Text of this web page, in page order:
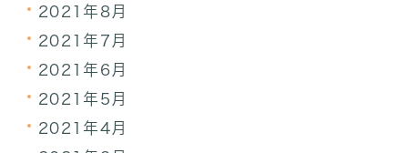
2021年8月
2021年7月
2021年6月
2021年5月
2021年4月